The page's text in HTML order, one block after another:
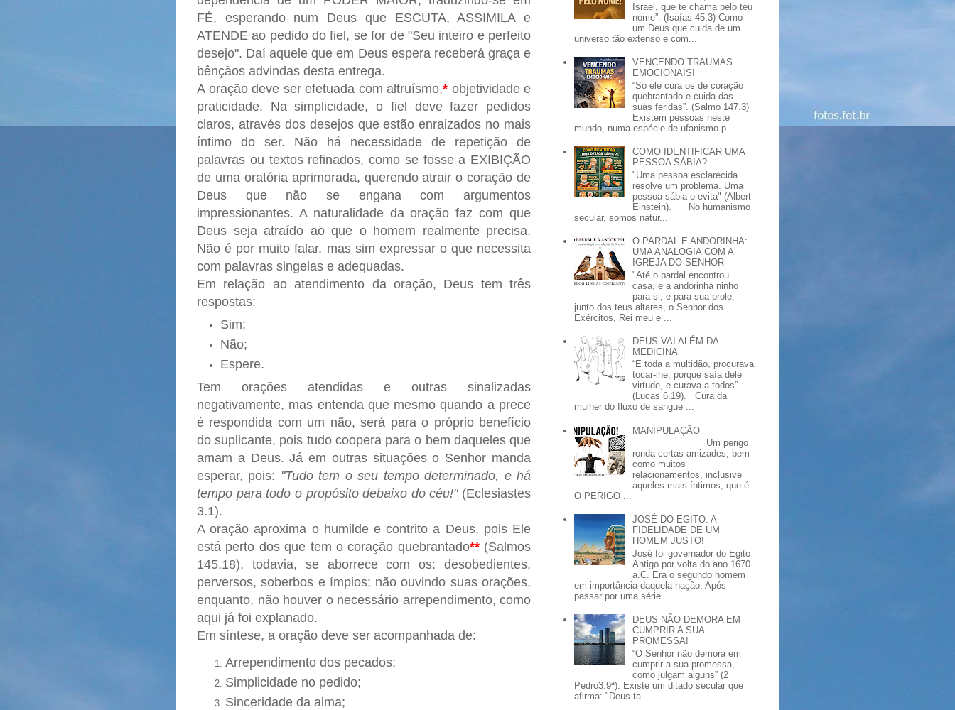
FÉ, esperando num Deus que ESCUTA, ASSIMILA e
ATENDE ao pedido do fiel, se for de "Seu inteiro e perfeito
desejo". Daí aquele que em Deus espera receberá graça e
bênçãos advindas desta entrega.
A oração deve ser efetuada com altruísmo,* objetividade e
praticidade. Na simplicidade, o fiel deve fazer pedidos
claros, através dos desejos que estão enraizados no mais
íntimo do ser. Não há necessidade de repetição de
palavras ou textos refinados, como se fosse a EXIBIÇÃO
de uma oratória aprimorada, querendo atrair o coração de
Deus que não se engana com argumentos
impressionantes. A naturalidade da oração faz com que
Deus seja atraído ao que o homem realmente precisa.
Não é por muito falar, mas sim expressar o que necessita
com palavras singelas e adequadas.
Em relação ao atendimento da oração, Deus tem três
respostas:
Sim;
Não;
Espere.
Tem orações atendidas e outras sinalizadas
negativamente, mas entenda que mesmo quando a prece
é respondida com um não, será para o próprio benefício
do suplicante, pois tudo coopera para o bem daqueles que
amam a Deus. Já em outras situações o Senhor manda
esperar, pois: "Tudo tem o seu tempo determinado, e há
tempo para todo o propósito debaixo do céu!"(Eclesiastes
3.1).
A oração aproxima o humilde e contrito a Deus, pois Ele
está perto dos que tem o coração quebrantado**(Salmos
145.18), todavia, se aborrece com os: desobedientes,
perversos, soberbos e ímpios; não ouvindo suas orações,
enquanto, não houver o necessário arrependimento, como
aqui já foi explanado.
Em síntese, a oração deve ser acompanhada de:
Arrependimento dos pecados;
Simplicidade no pedido;
Sinceridade da alma;
Israel, que te chama pelo teu
nome”. (Isaías 45.3) Como
um Deus que cuida de um
universo tão extenso e com...
VENCENDO TRAUMAS
EMOCIONAIS!
“Só ele cura os de coração
quebrantado e cuida das
suas feridas”. (Salmo 147.3)
Existem pessoas neste
mundo, numa espécie de ufanismo p...
COMO IDENTIFICAR UMA
PESSOA SÁBIA?
"Uma pessoa esclarecida
resolve um problema. Uma
pessoa sábia o evita" (Albert
Einstein). No humanismo
secular, somos natur...
O PARDAL E ANDORINHA:
UMA ANALOGIA COM A
IGREJA DO SENHOR
"Até o pardal encontrou
casa, e a andorinha ninho
para si, e para sua prole,
junto dos teus altares, o Senhor dos
Exércitos, Rei meu e ...
DEUS VAI ALÉM DA
MEDICINA
“E toda a multidão, procurava
tocar-lhe; porque saía dele
virtude, e curava a todos”
(Lucas 6.19). Cura da
mulher do fluxo de sangue ...
MANIPULAÇÃO
Um perigo
ronda certas amizades, bem
como muitos
relacionamentos, inclusive
aqueles mais íntimos, que é:
O PERIGO ...
JOSÉ DO EGITO. A
FIDELIDADE DE UM
HOMEM JUSTO!
José foi governador do Egito
Antigo por volta do ano 1670
a.C. Era o segundo homem
em importância daquela nação. Após
passar por uma série...
DEUS NÃO DEMORA EM
CUMPRIR A SUA
PROMESSA!
“O Senhor não demora em
cumprir a sua promessa,
como julgam alguns” (2
Pedro3.9ª). Existe um ditado secular que
afirma: "Deus ta...